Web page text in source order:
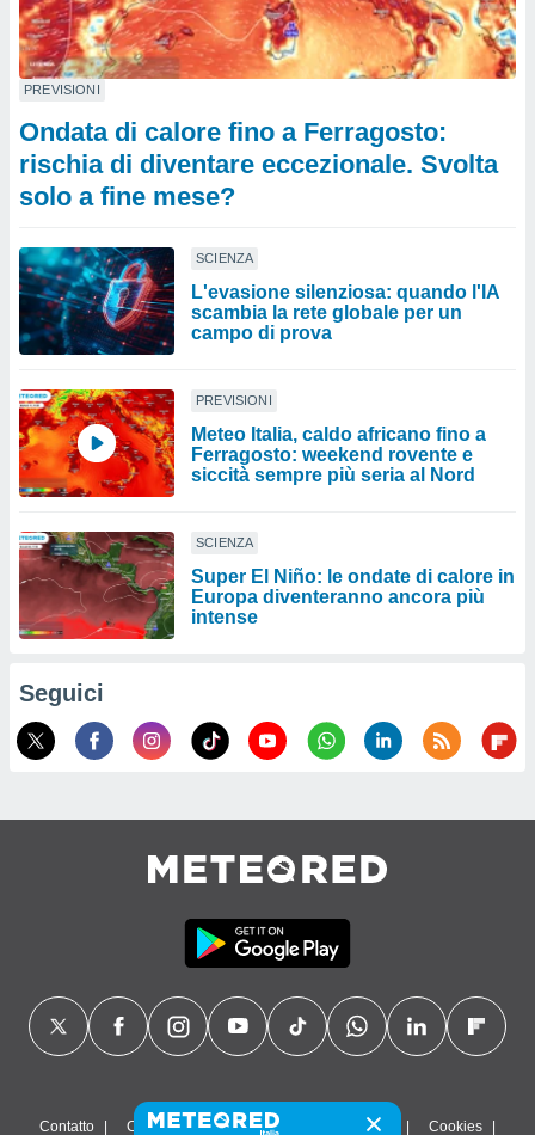
PREVISIONI
Ondata di calore fino a Ferragosto:
rischia di diventare eccezionale. Svolta
solo a fine mese?
SCIENZA
L'evasione silenziosa: quando l'IA
scambia la rete globale per un
campo di prova
PREVISIONI
Meteo Italia, caldo africano fino a
Ferragosto: weekend rovente e
siccità sempre più seria al Nord
SCIENZA
Super El Niño: le ondate di calore in
Europa diventeranno ancora più
intense
Seguici
Contatto Chi siamo FAQ Termini di utilizzo Cookies